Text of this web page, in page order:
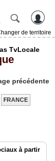
de territoire
TvLocale
précédente
FRANCE
à partir